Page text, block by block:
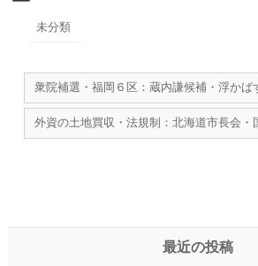
未分類
衆院補選・福岡６区：蔵内謙候補・浮かば
外資の土地買収・法規制：北海道市長会・
最近の投稿